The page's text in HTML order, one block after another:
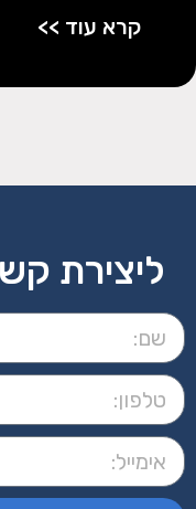
קרא עוד >>
ליצירת